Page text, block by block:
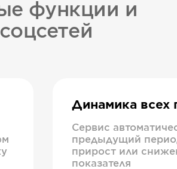
функции и
Динамика всех
Сервис
предыдущий
прирост или
показателя